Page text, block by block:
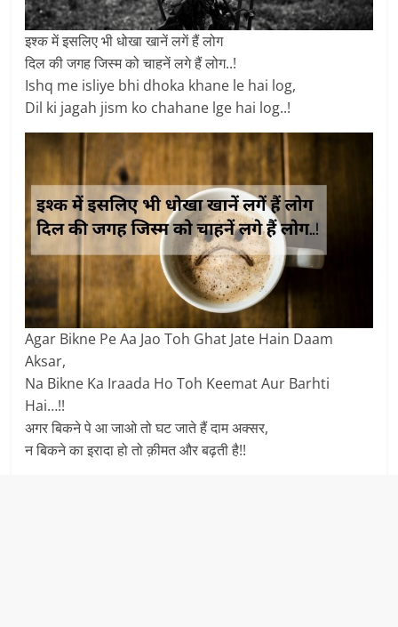
इश्क में इसलिए भी धोखा खानें लगें हैं लोग
दिल की जगह जिस्म को चाहनें लगे हैं लोग..!
Ishq me isliye bhi dhoka khane le hai log,
Dil ki jagah jism ko chahane lge hai log..!
Agar Bikne Pe Aa Jao Toh Ghat Jate Hain Daam
Aksar,
Na Bikne Ka Iraada Ho Toh Keemat Aur Barhti
Hai…!!
अगर बिकने पे आ जाओ तो घट जाते हैं दाम अक्सर,
न बिकने का इरादा हो तो क़ीमत और बढ़ती है!!